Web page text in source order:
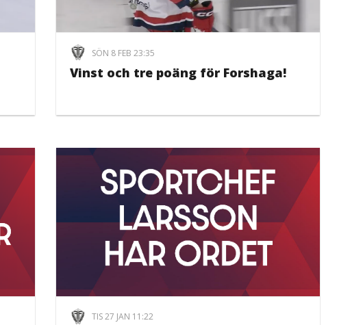
SÖN 8 FEB 23:35
Vinst och tre poäng för Forshaga!
TIS 27 JAN 11:22